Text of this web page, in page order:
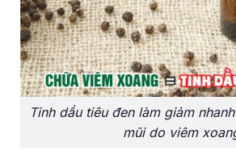
Tinh dầu tiêu đen làm giảm
mũi do viêm